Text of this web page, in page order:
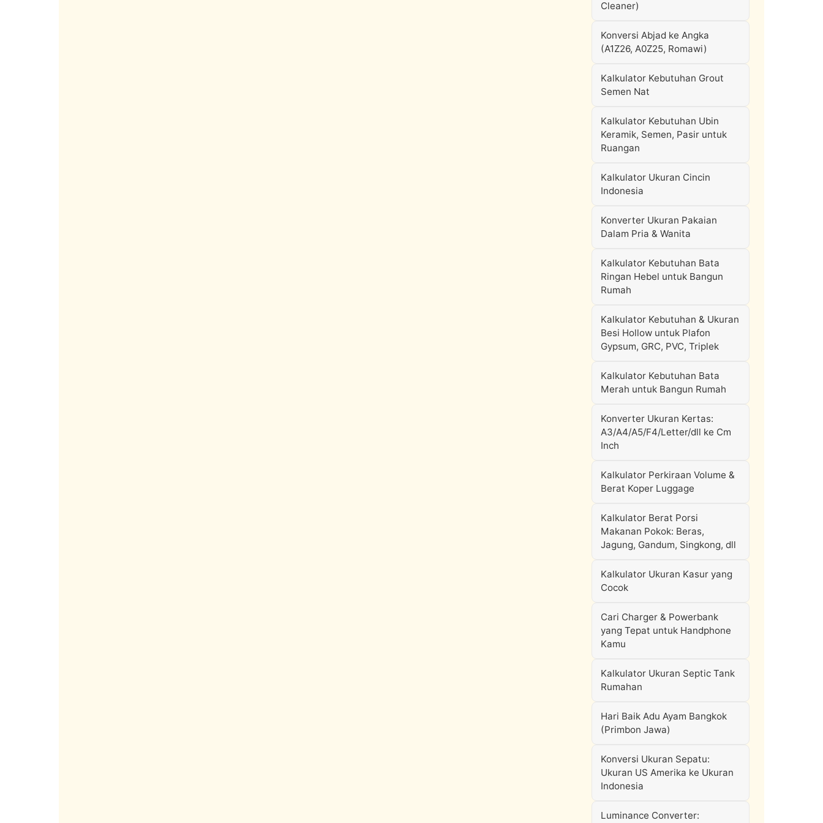
Cleaner)
Konversi Abjad ke Angka
(A1Z26, A0Z25, Romawi)
Kalkulator Kebutuhan Grout
Semen Nat
Kalkulator Kebutuhan Ubin
Keramik, Semen, Pasir untuk
Ruangan
Kalkulator Ukuran Cincin
Indonesia
Konverter Ukuran Pakaian
Dalam Pria & Wanita
Kalkulator Kebutuhan Bata
Ringan Hebel untuk Bangun
Rumah
Kalkulator Kebutuhan & Ukuran
Besi Hollow untuk Plafon
Gypsum, GRC, PVC, Triplek
Kalkulator Kebutuhan Bata
Merah untuk Bangun Rumah
Konverter Ukuran Kertas:
A3/A4/A5/F4/Letter/dll ke Cm
Inch
Kalkulator Perkiraan Volume &
Berat Koper Luggage
Kalkulator Berat Porsi
Makanan Pokok: Beras,
Jagung, Gandum, Singkong, dll
Kalkulator Ukuran Kasur yang
Cocok
Cari Charger & Powerbank
yang Tepat untuk Handphone
Kamu
Kalkulator Ukuran Septic Tank
Rumahan
Hari Baik Adu Ayam Bangkok
(Primbon Jawa)
Konversi Ukuran Sepatu:
Ukuran US Amerika ke Ukuran
Indonesia
Luminance Converter: